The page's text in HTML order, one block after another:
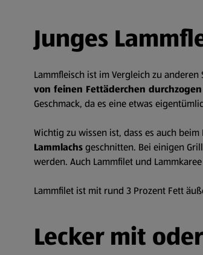
Junges
Lammfleisch ist im Vergleich zu
von feinen Fettäderchen durchzogen
Geschmack, da es eine etwas
Wichtig zu wissen ist, dass es auch
Lammlachsgeschnitten. Bei einigen
werden. Auch Lammfilet und
Lammfilet ist mit rund 3 Prozent Fett
Lecker mit